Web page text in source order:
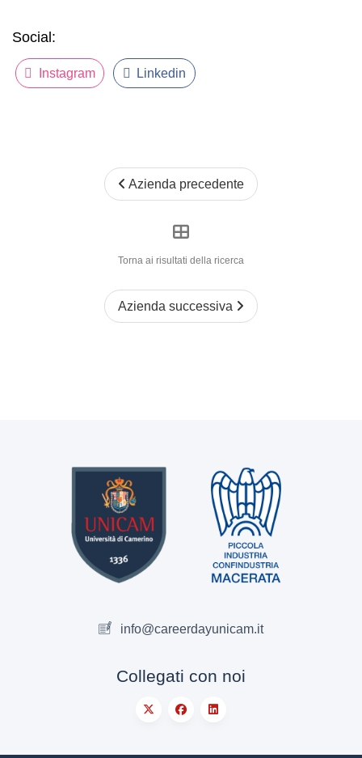
Social:
Instagram Linkedin
Azienda precedente
Torna ai risultati della ricerca
Azienda successiva
info@careerdayunicam.it
Collegati con noi